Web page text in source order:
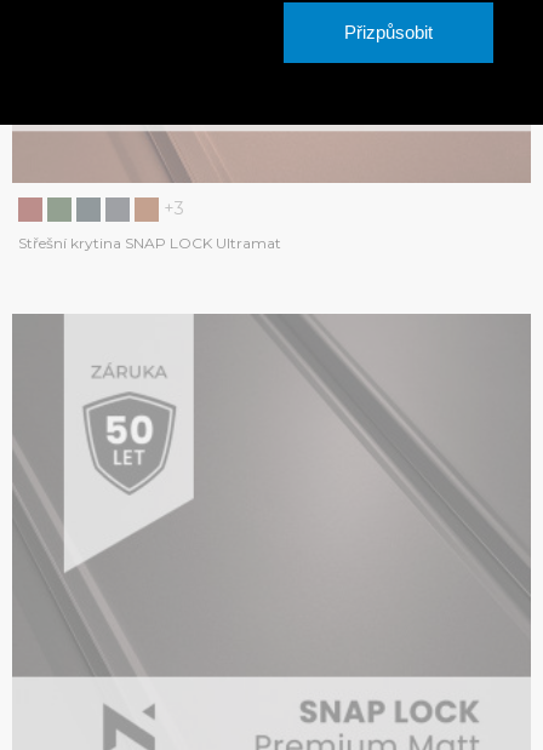
Přizpůsobit
+3
Střešní krytina SNAP LOCK Ultramat